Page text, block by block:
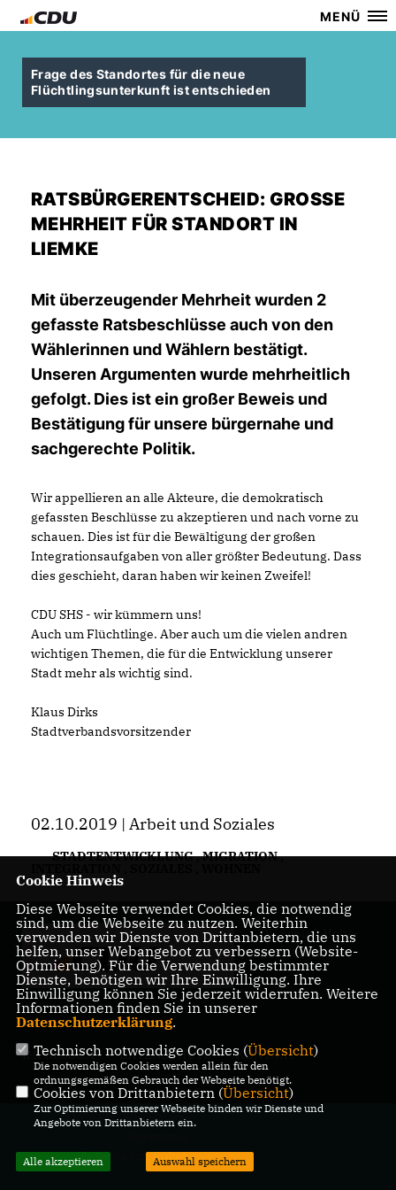
MENÜ
Frage des Standortes für die neue
Flüchtlingsunterkunft ist entschieden
RATSBÜRGERENTSCHEID: GROSSE M
EHRHEIT FÜR STANDORT IN L
IEMKE
Mit überzeugender Mehrheit wurden 2
gefasste Ratsbeschlüsse auch von den
Wählerinnen und Wählern bestätigt.
Unseren Argumenten wurde mehrheitlich
gefolgt. Dies ist ein großer Beweis und
Bestätigung für unsere bürgernahe und
sachgerechte Politik.
Wir appellieren an alle Akteure, die demokratisch
gefassten Beschlüsse zu akzeptieren und nach vorne zu
schauen. Dies ist für die Bewältigung der großen
Integrationsaufgaben von aller größter Bedeutung. Dass
dies geschieht, daran haben wir keinen Zweifel!
CDU SHS - wir kümmern uns!
Auch um Flüchtlinge. Aber auch um die vielen andren
wichtigen Themen, die für die Entwicklung unserer
Stadt mehr als wichtig sind.
Klaus Dirks
Stadtverbandsvorsitzender
02.10.2019 | Arbeit und Soziales
STADTENTWICKLUNG,MIGRATION,
CDU Schloß Holte-
Stukenbrock
IMPRESSUM DATENSCHUTZ KONTAKT
@2026 CDU Schloß Holte-
Alle Rechte vorbehalten.
Cookie Hinweis
Diese Webseite verwendet Cookies, die notwendig
sind, um die Webseite zu nutzen. Weiterhin
verwenden wir Dienste von Drittanbietern, die uns
helfen, unser Webangebot zu verbessern (Website-
Optmierung). Für die Verwendung bestimmter
Dienste, benötigen wir Ihre Einwilligung. Ihre
Einwilligung können Sie jederzeit widerrufen. Weitere
Informationen finden Sie in unserer
Datenschutzerklärung.
Technisch notwendige Cookies (Übersicht)
Die notwendigen Cookies werden allein für den
ordnungsgemäßen Gebrauch der Webseite benötigt.
Cookies von Drittanbietern (Übersicht)
Zur Optimierung unserer Webseite binden wir Dienste und
Angebote von Drittanbietern ein.
Alle akzeptieren Auswahl speichern